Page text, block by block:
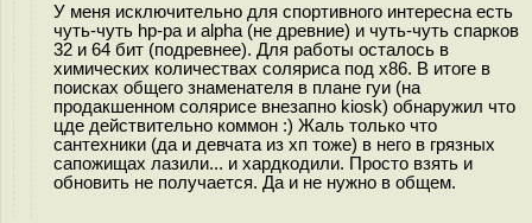
У меня исключительно для спортивного интересна есть
чуть-чуть hp-pa и alpha (не древние) и чуть-чуть спарков
32 и 64 бит (подревнее). Для работы осталось в
химических количествах соляриса под х86. В итоге в
поисках общего знаменателя в плане гуи (на
продакшенном солярисе внезапно kiosk) обнаружил что
цде действительно коммон :) Жаль только что
сантехники (да и девчата из хп тоже) в него в грязных
сапожищах лазили... и хардкодили. Просто взять и
обновить не получается. Да и не нужно в общем.